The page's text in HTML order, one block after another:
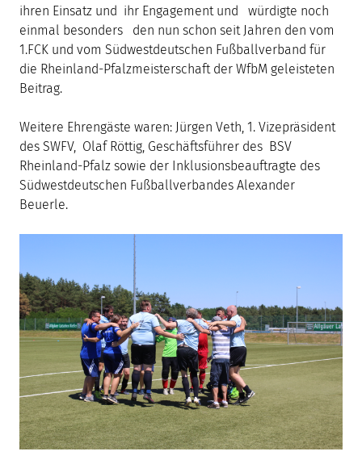
ihren Einsatz und ihr Engagement und würdigte noch
einmal besonders den nun schon seit Jahren den vom
1.FCK und vom Südwestdeutschen Fußballverband für
die Rheinland-Pfalzmeisterschaft der WfbM geleisteten
Beitrag.
Weitere Ehrengäste waren: Jürgen Veth, 1. Vizepräsident
des SWFV, Olaf Röttig, Geschäftsführer des BSV
Rheinland-Pfalz sowie der Inklusionsbeauftragte des
Südwestdeutschen Fußballverbandes Alexander
Beuerle.